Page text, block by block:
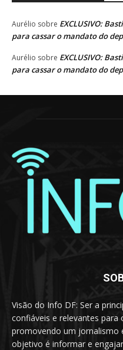
Aurélio sobre EXCLUSIVO:
para cassar o mandato do
Aurélio sobre EXCLUSIVO:
para cassar o mandato do
Visão do Info DF: Ser a
confiáveis e relevantes
promovendo um jornalismo
objetivo é informar e